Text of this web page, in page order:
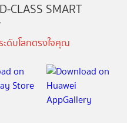
CLASS SMART
ดับโลกตรงใจคุณ